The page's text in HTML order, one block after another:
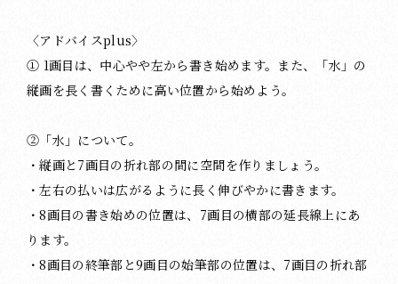
〈アドバイスplus〉
① 1画目は、中心やや左から書き始めます。また、「水」の
縦画を長く書くために高い位置から始めよう。
②「水」について。
・縦画と7画目の折れ部の間に空間を作りましょう。
・左右の払いは広がるように長く伸びやかに書きます。
・8画目の書き始めの位置は、7画目の横部の延長線上にあ
ります。
・8画目の終筆部と9画目の始筆部の位置は、7画目の折れ部